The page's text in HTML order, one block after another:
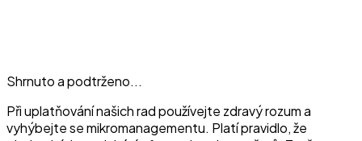
Shrnuto a podtrženo...
Při uplatňování našich rad používejte zdravý rozum a
vyhýbejte se mikromanagementu. Platí pravidlo, že